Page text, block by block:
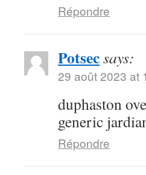
Répondre
Potsecsays:
29 août 2023 at
duphaston
generic
Répondre